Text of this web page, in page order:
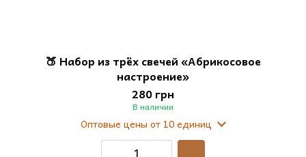
🍑 Набор из трёх свечей «Абрикосовое
настроение»
280 грн
В наличии
Оптовые цены от 10 единиц